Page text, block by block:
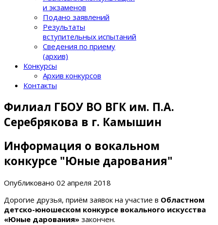
и экзаменов
Подано заявлений
Результаты
вступительных испытаний
Сведения по приему
(архив)
Конкурсы
Архив конкурсов
Контакты
Филиал ГБОУ ВО ВГК им. П.А.
Серебрякова в г. Камышин
Информация о вокальном
конкурсе "Юные дарования"
Опубликовано 02 апреля 2018
Дорогие друзья, приём заявок на участие в Областном
детско-юношеском конкурсе вокального искусства
«Юные дарования» закончен.